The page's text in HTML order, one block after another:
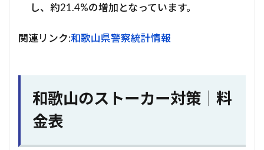
し、約21.4%の増加となっています。
関連リンク:和歌山県警察統計情報
和歌山のストーカー対策｜料
金表